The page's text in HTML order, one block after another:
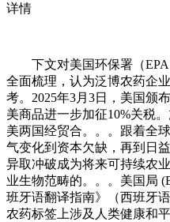
详情
下文对美国环保署（EPA
全面梳理，认为泛博农药企
考。2025年3月3日，美国颁
美商品进一步加征10%关税
美两国经贸合。。。跟着全
气变化到资本欠缺，再到日
异取冲破成为将来可持续农
业生物范畴的。。。美国局
班牙语翻译指南》（西班牙
农药标签上涉及人类健康和